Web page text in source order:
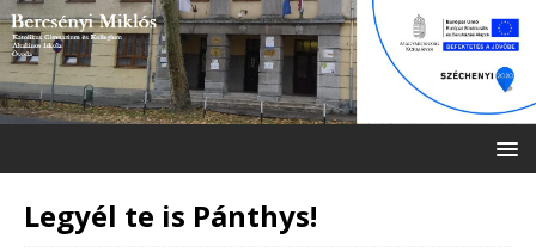
Legyél te is Pánthys!